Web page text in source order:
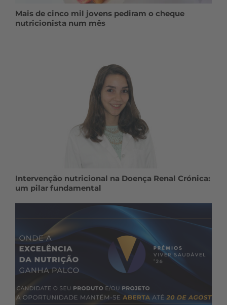
Mais de cinco mil jovens pediram o cheque
nutricionista num mês
Intervenção nutricional na Doença Renal Crónica:
um pilar fundamental